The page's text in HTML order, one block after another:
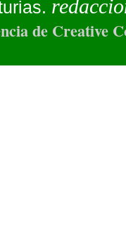
de Creative